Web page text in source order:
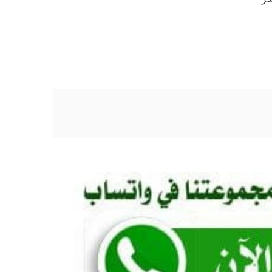
..الرياض ..ليس تحالف طائفي السعودية
بـ(28) تريليون جنيه.. ووزير الرعاية الاتحادي
يصف الولاية بأنها “نموذج للتعافي وإعادة
*السعودية وتركيا وباكستان توقع “اتفاق مكة
للدفاع المشترك”*